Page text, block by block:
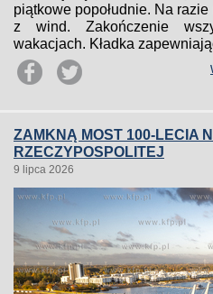
piątkowe popołudnie. Na
z wind. Zakończenie
wakacjach. Kładka
ZAMKNĄ MOST 100-LECIA
RZECZYPOSPOLITEJ
9 lipca 2026